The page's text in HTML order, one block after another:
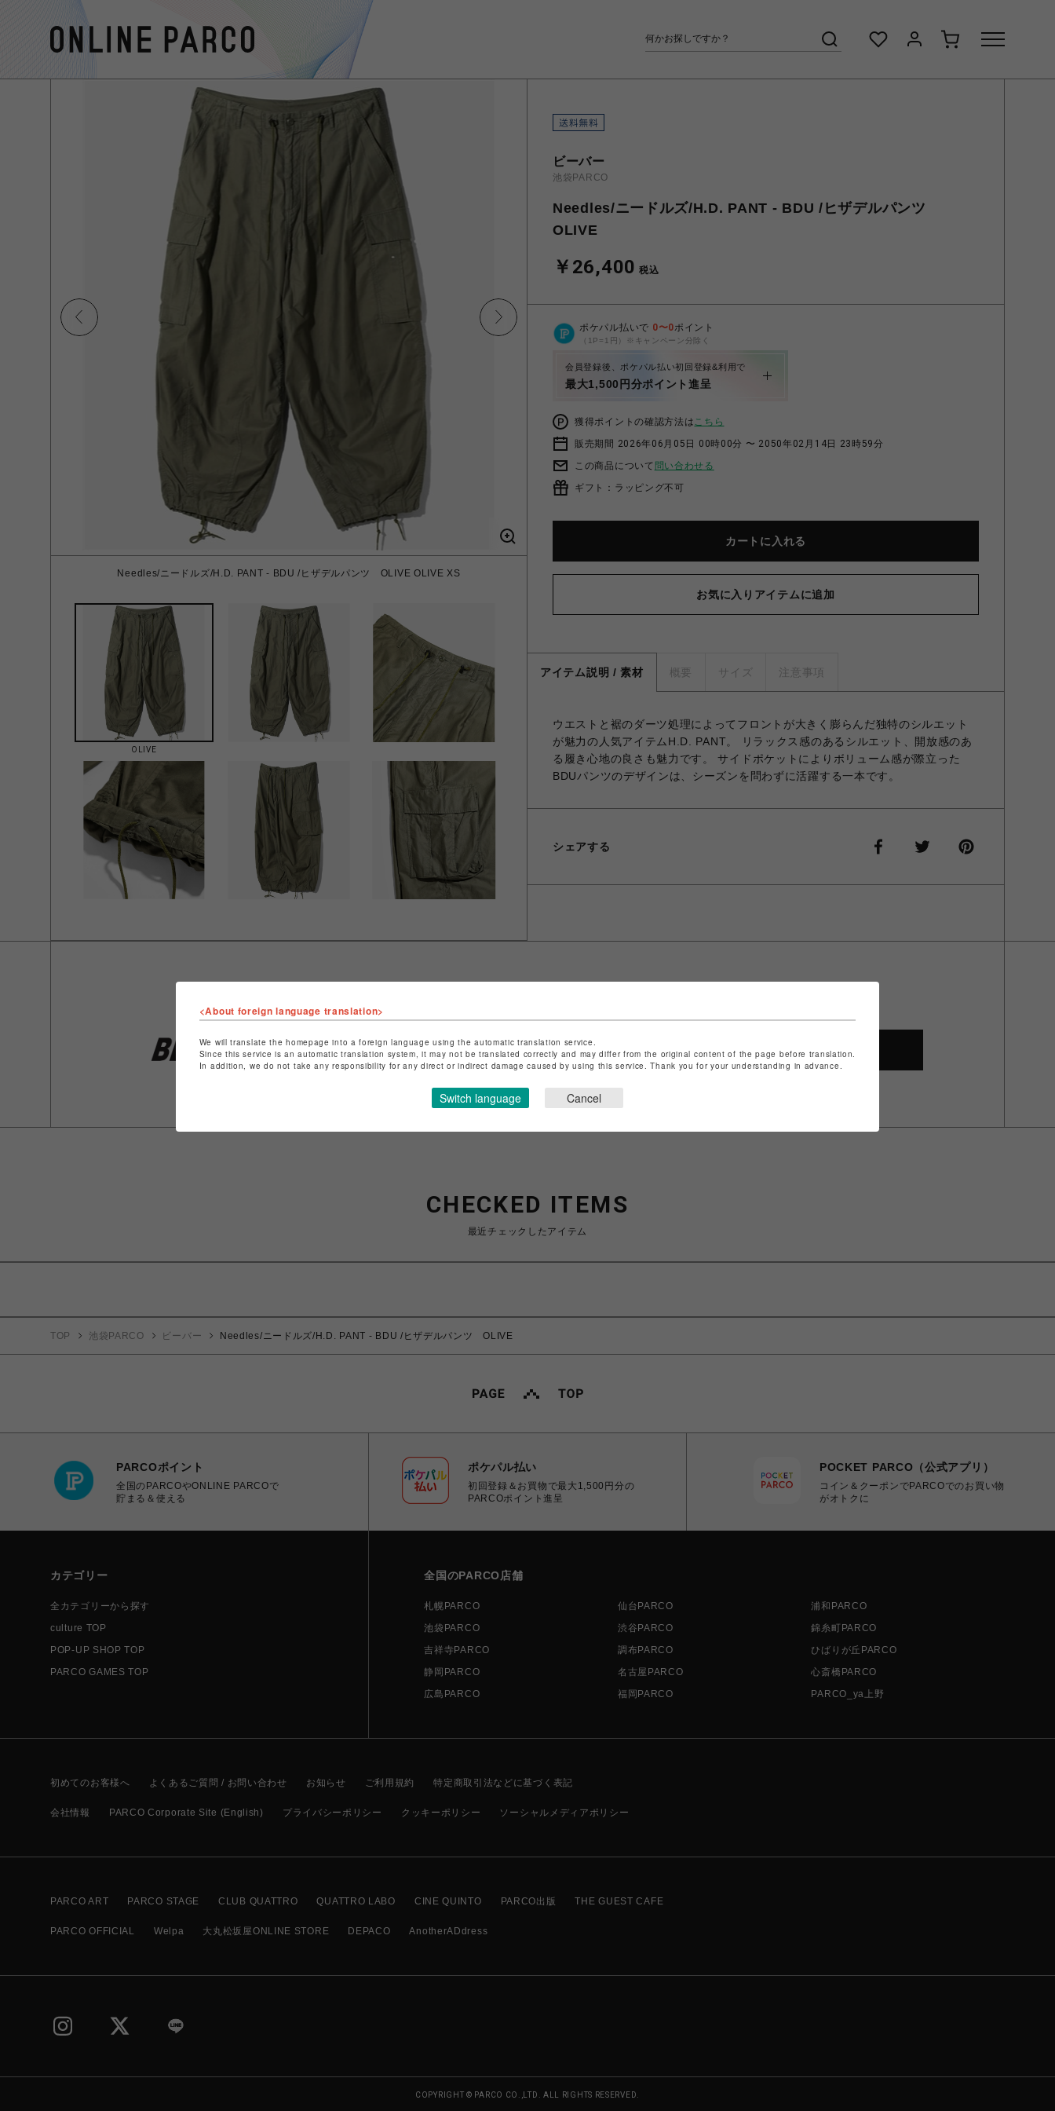
Needles/ニードルズ/H.D. PANT - BDU /ヒザデルパンツ OLIVE OLIVE XS
OLIVE
ビーバー
池袋PARCO
Needles/ニードルズ/H.D. PANT - BDU /ヒザデルパンツ
OLIVE
￥26,400 税込
ポケパル払いで 0〜0ポイント
（1P=1円）※キャンペーン分除く
会員登録後、ポケパル払い初回登録&利用で
最大1,500円分ポイント進呈
獲得ポイントの確認方法はこちら
販売期間 2026年06月05日 00時00分 〜 2050年02月14日 23時59分
この商品について 問い合わせる
ギフト：ラッピング不可
カートに入れる
お気に入りアイテムに追加
アイテム説明 / 素材 概要 サイズ 注意事項
ウエストと裾のダーツ処理によってフロントが大きく膨らんだ独特のシルエット
が魅力の人気アイテムH.D. PANT。 リラックス感のあるシルエット、開放感のあ
る履き心地の良さも魅力です。 サイドポケットによりボリューム感が際立った
BDUパンツのデザインは、シーズンを問わずに活躍する一本です。
シェアする
ショップ名
特定商取引法など法令に基づく表記はこちら
ショップお問い合わせはこちら
SHOP TOP
CHECKED ITEMS
最近チェックしたアイテム
TOP 池袋PARCO ビーバー Needles/ニードルズ/H.D. PANT - BDU /ヒザデルパンツ OLIVE
PARCOポイント
全国のPARCOやONLINE PARCOで
貯まる＆使える
ポケパル払い
初回登録＆お買物で最大1,500円分の
PARCOポイント進呈
POCKET PARCO（公式アプリ）
コイン＆クーポンでPARCOでのお買い物
がオトクに
カテゴリー
全カテゴリーから探す
culture TOP
POP-UP SHOP TOP
PARCO GAMES TOP
全国のPARCO店舗
札幌PARCO 仙台PARCO
浦和PARCO
池袋PARCO
渋谷PARCO
錦糸町PARCO
吉祥寺PARCO
調布PARCO
ひばりが丘PARCO
静岡PARCO
名古屋PARCO
心斎橋PARCO
広島PARCO
福岡PARCO PARCO_ya上野
初めてのお客様へ よくあるご質問 / お問い合わせ お知らせ ご利用規約 特定商取引法などに基づく表記
会社情報 PARCO Corporate Site (English) プライバシーポリシー クッキーポリシー ソーシャルメディアポリシー
PARCO ART PARCO STAGE CLUB QUATTRO QUATTRO LABO CINE QUINTO PARCO出版 THE GUEST CAFE
PARCO OFFICIAL Welpa 大丸松坂屋ONLINE STORE DEPACO AnotherADdress
COPYRIGHT © PARCO CO.,LTD. ALL RIGHTS RESERVED.
<About foreign language translation>
We will translate the homepage into a foreign language using the automatic translation service.
Since this service is an automatic translation system, it may not be translated correctly and may differ from the original content of the page before translation.
In addition, we do not take any responsibility for any direct or indirect damage caused by using this service. Thank you for your understanding in advance.
Switch language Cancel